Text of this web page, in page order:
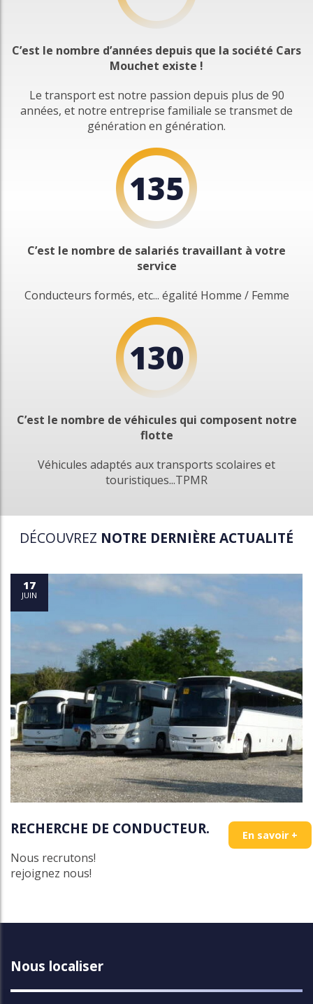
C’est le nombre d’années depuis que la société Cars
Mouchet existe !
Le transport est notre passion depuis plus de 90
années, et notre entreprise familiale se transmet de
génération en génération.
135
C’est le nombre de salariés travaillant à votre
service
Conducteurs formés, etc... égalité Homme / Femme
130
C’est le nombre de véhicules qui composent notre
flotte
Véhicules adaptés aux transports scolaires et
touristiques...TPMR
DÉCOUVREZ NOTRE DERNIÈRE ACTUALITÉ
17
JUIN
RECHERCHE DE CONDUCTEUR.
Nous recrutons!
rejoignez nous!
En savoir +
Nous localiser